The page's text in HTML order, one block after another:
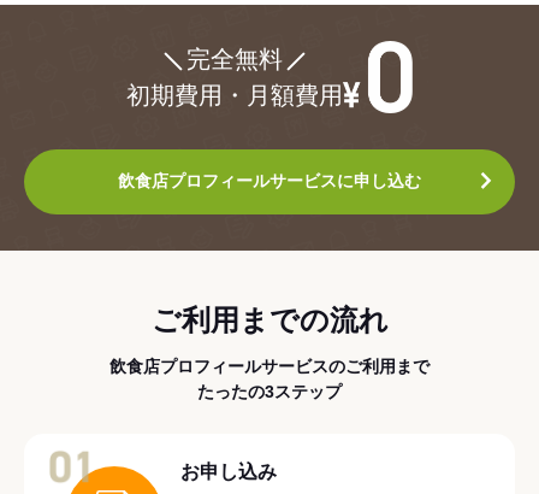
完全無料
初期費用・月額費用
飲食店プロフィールサービスに申し込む
ご利用までの流れ
飲食店プロフィールサービスのご利用まで
たったの3ステップ
お申し込み